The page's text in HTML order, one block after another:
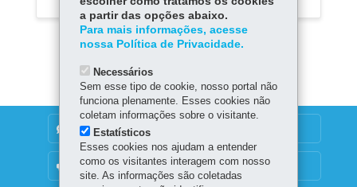
DENUNCIE CORRUPÇÃO
OUVIDORIA
a partir das opções abaixo.
Para mais informações, acesse
nossa Política de Privacidade.
Necessários
Sem esse tipo de cookie, nosso portal não
funciona plenamente. Esses cookies não
coletam informações sobre o visitante.
Estatísticos
Esses cookies nos ajudam a entender
como os visitantes interagem com nosso
site. As informações são coletadas